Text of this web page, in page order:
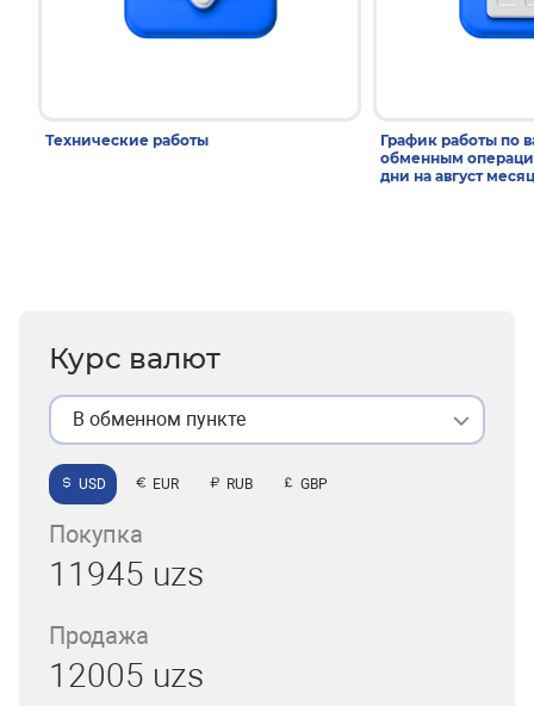
Технические работы
График работы по
обменным
дни на август месяц
Курс валют
В обменном пункте
USD EUR RUB GBP
Покупка
11945 uzs
Продажа
12005 uzs